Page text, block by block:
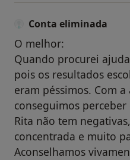
Conta eliminada
O melhor:
Quando procurei
pois os resultados
eram péssimos. Com a
conseguimos
Rita não tem
concentrada e muito
Aconselhamos